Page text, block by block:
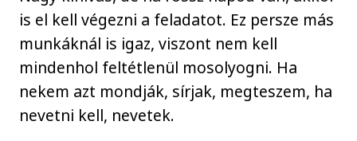
is el kell végezni a feladatot. Ez persze más
munkáknál is igaz, viszont nem kell
mindenhol feltétlenül mosolyogni. Ha
nekem azt mondják, sírjak, megteszem, ha
nevetni kell, nevetek.